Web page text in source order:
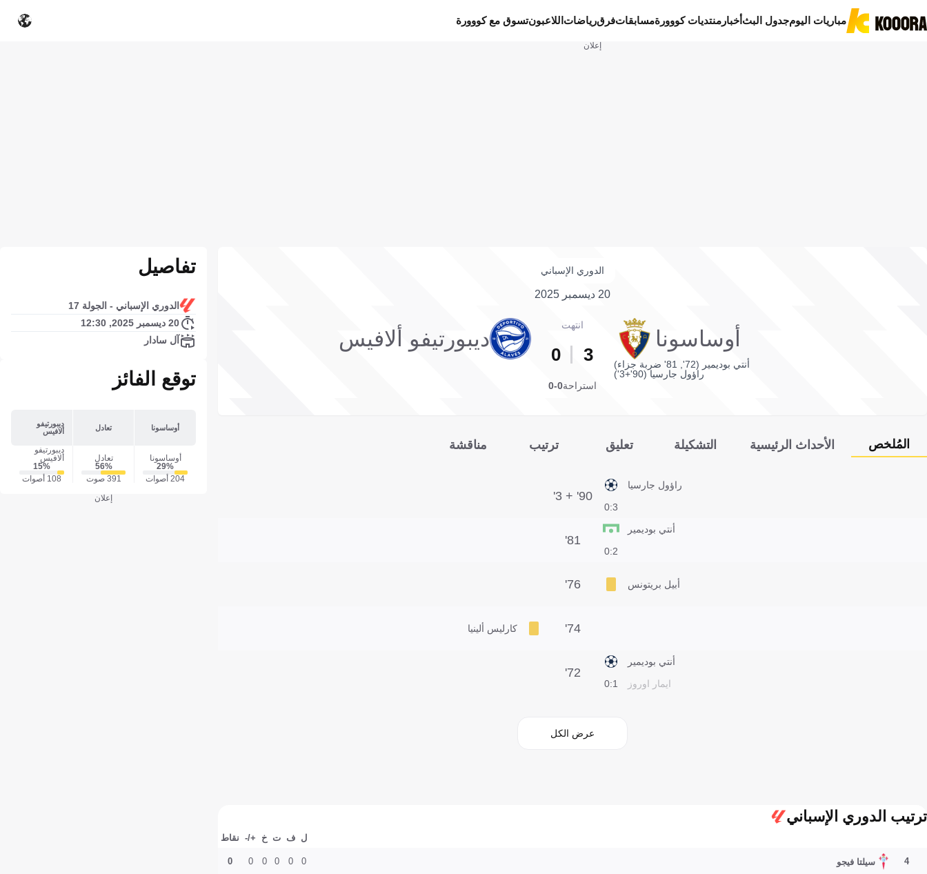
مباريات اليومجدول البثأخبار منتديات كووورةمسابقاتفرقرياضات اللاعبونتسوق مع كووورة
إعلان
الدوري الإسباني
20 ديسمبر 2025
أوساسونا
أنتي بوديمير (72', 81' ضربة جزاء)
راؤول جارسيا (90'+3')
انتهت
3
0
ديبورتيفو ألافيس
استراحة0-0
المُلخص الأحداث الرئيسية التشكيلة تعليق ترتيب مناقشة
3:0
راؤول جارسيا
90' + 3'
2:0
أنتي بوديمير
81'
أبيل بريتونس 76'
كارليس ألينيا 74'
1:0
أنتي بوديمير
ايمار اوروز
72'
عرض الكل
ترتيب الدوري الإسباني
ل ف ت خ +/- نقاط
4 سيلتا فيجو 0
0
0
0
0
0
تفاصيل
الدوري الإسباني - الجولة 17
20 ديسمبر 2025, 12:30
آل سادار
توقع الفائز
أوساسونا تعادل
ديبورتيفو
ألافيس
أوساسونا
29‎%‎
204 أصوات
تعادل
56‎%‎
391 صوت
ديبورتيفو
ألافيس
15‎%‎
108 أصوات
إعلان